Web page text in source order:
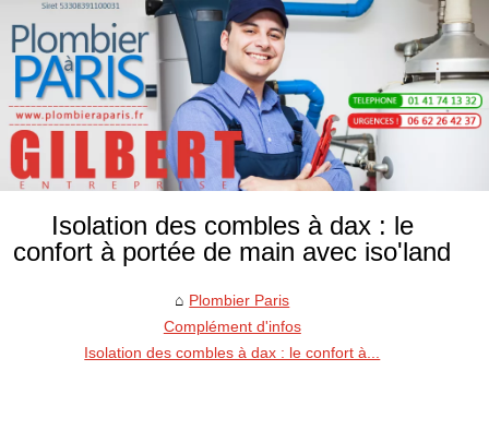
Isolation des combles à dax : le
confort à portée de main avec iso'land
Plombier Paris
Complément d'infos
Isolation des combles à dax : le confort à...